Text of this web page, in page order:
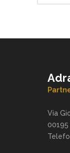
Via
00195